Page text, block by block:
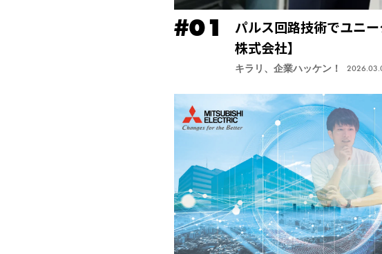
パルス回路技術でユニ
株式会社】
キラリ、企業ハッケン！